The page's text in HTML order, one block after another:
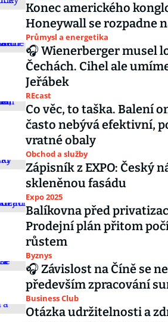
Konec amerického
Honeywall se rozpadne
Průmysl a energetika
🎧 Wienerberger musel
Čechách. Cihel ale
Jeřábek
REcast
Co věc, to taška. Balení
často nebývá efektivní,
vratné obaly
Obchod a služby
Zápisník z EXPO: Český
skleněnou fasádu
Expo 2025
Balíkovna před
Prodejní plán přitom
růstem
Byznys
🎧 Závislost na Číně se
především zpracování
Business Club
Otázka udržitelnosti a